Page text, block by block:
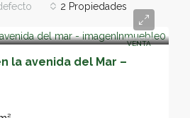
2 Propiedades
VENTA
la avenida del Mar –